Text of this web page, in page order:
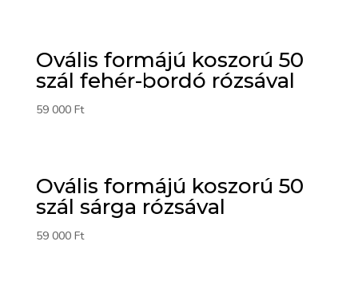
Ovális formájú koszorú 50
szál fehér-bordó rózsával
59 000 Ft
Ovális formájú koszorú 50
szál sárga rózsával
59 000 Ft